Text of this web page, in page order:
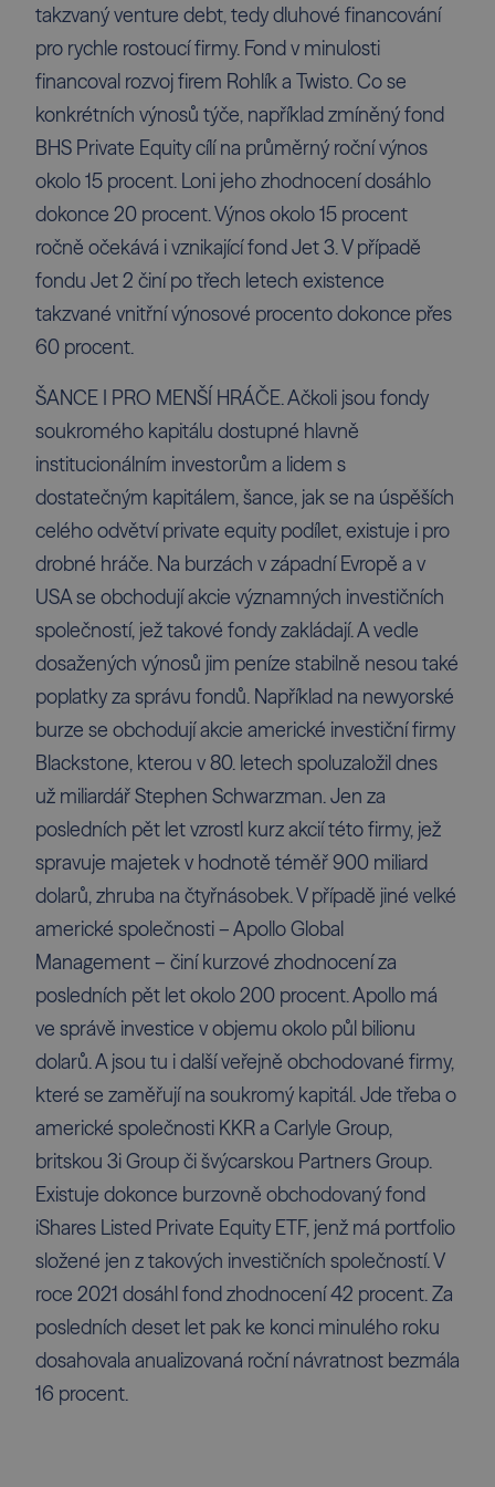
takzvaný venture debt, tedy dluhové financování
pro rychle rostoucí firmy. Fond v minulosti
financoval rozvoj firem Rohlík a Twisto. Co se
konkrétních výnosů týče, například zmíněný fond
BHS Private Equity cílí na průměrný roční výnos
okolo 15 procent. Loni jeho zhodnocení dosáhlo
dokonce 20 procent. Výnos okolo 15 procent
ročně očekává i vznikající fond Jet 3. V případě
fondu Jet 2 činí po třech letech existence
takzvané vnitřní výnosové procento dokonce přes
60 procent.
ŠANCE I PRO MENŠÍ HRÁČE. Ačkoli jsou fondy
soukromého kapitálu dostupné hlavně
institucionálním investorům a lidem s
dostatečným kapitálem, šance, jak se na úspěších
celého odvětví private equity podílet, existuje i pro
drobné hráče. Na burzách v západní Evropě a v
USA se obchodují akcie významných investičních
společností, jež takové fondy zakládají. A vedle
dosažených výnosů jim peníze stabilně nesou také
poplatky za správu fondů. Například na newyorské
burze se obchodují akcie americké investiční firmy
Blackstone, kterou v 80. letech spoluzaložil dnes
už miliardář Stephen Schwarzman. Jen za
posledních pět let vzrostl kurz akcií této firmy, jež
spravuje majetek v hodnotě téměř 900 miliard
dolarů, zhruba na čtyřnásobek. V případě jiné velké
americké společnosti – Apollo Global
Management – činí kurzové zhodnocení za
posledních pět let okolo 200 procent. Apollo má
ve správě investice v objemu okolo půl bilionu
dolarů. A jsou tu i další veřejně obchodované firmy,
které se zaměřují na soukromý kapitál. Jde třeba o
americké společnosti KKR a Carlyle Group,
britskou 3i Group či švýcarskou Partners Group.
Existuje dokonce burzovně obchodovaný fond
iShares Listed Private Equity ETF, jenž má portfolio
složené jen z takových investičních společností. V
roce 2021 dosáhl fond zhodnocení 42 procent. Za
posledních deset let pak ke konci minulého roku
dosahovala anualizovaná roční návratnost bezmála
16 procent.